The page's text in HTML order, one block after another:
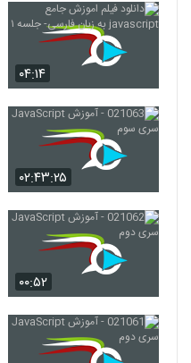
۰۴:۱۴
۰۲:۴۳:۲۵
۰۰:۵۲